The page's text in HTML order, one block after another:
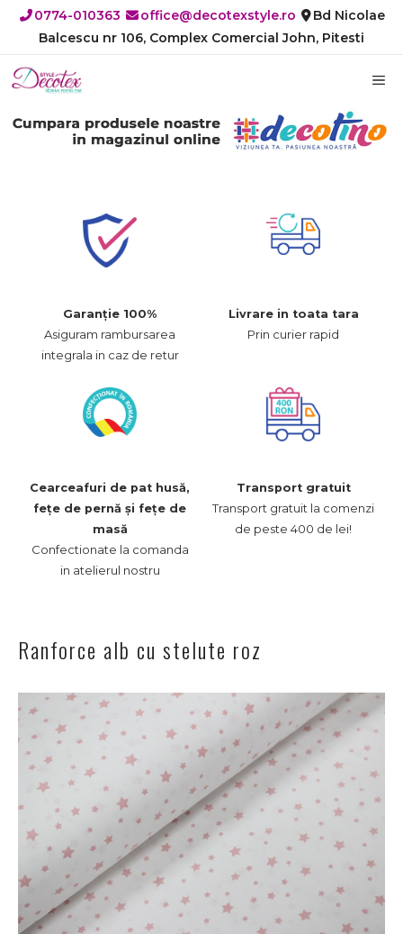
0774-010363 office@decotexstyle.ro
Bd Nicolae
Balcescu nr 106, Complex Comercial John, Pitesti
Garanție 100%
Asiguram rambursarea
integrala in caz de retur
Livrare in toata tara
Prin curier rapid
Cearceafuri de pat husă,
fețe de pernă și fețe de
masă
Confectionate la comanda
in atelierul nostru
Transport gratuit
Transport gratuit la comenzi
de peste 400 de lei!
Ranforce alb cu stelute roz